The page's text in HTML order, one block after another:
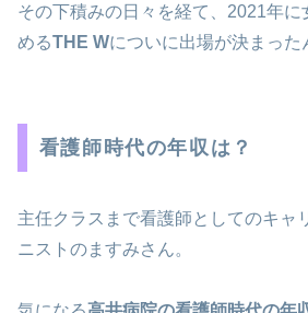
その下積みの日々を経て、2021年
めるTHE Wについに出場が決まった
看護師時代の年収は？
主任クラスまで看護師としてのキャ
ニストのますみさん。